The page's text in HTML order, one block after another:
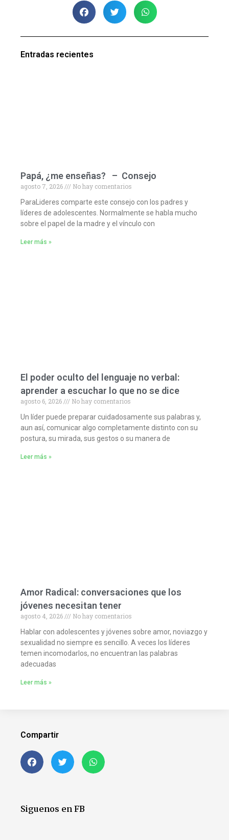
Entradas recientes
Papá, ¿me enseñas? – Consejo
agosto 7, 2026
No hay comentarios
ParaLideres comparte este consejo con los padres y
líderes de adolescentes. Normalmente se habla mucho
sobre el papel de la madre y el vínculo con
Leer más »
El poder oculto del lenguaje no verbal:
aprender a escuchar lo que no se dice
agosto 6, 2026
No hay comentarios
Un líder puede preparar cuidadosamente sus palabras y,
aun así, comunicar algo completamente distinto con su
postura, su mirada, sus gestos o su manera de
Leer más »
Amor Radical: conversaciones que los
jóvenes necesitan tener
agosto 4, 2026
No hay comentarios
Hablar con adolescentes y jóvenes sobre amor, noviazgo y
sexualidad no siempre es sencillo. A veces los líderes
temen incomodarlos, no encuentran las palabras
adecuadas
Leer más »
Compartir
Siguenos en FB